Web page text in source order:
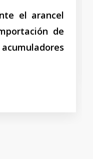
el arancel
de